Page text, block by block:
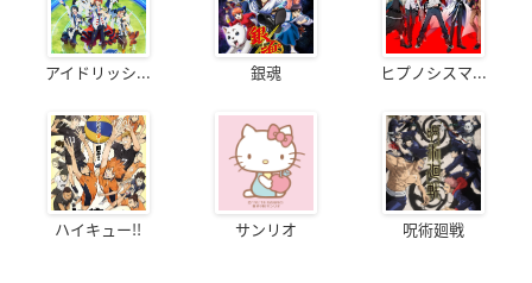
アイドリッシ... 銀魂 ヒプノシスマ...
ハイキュー!! サンリオ 呪術廻戦